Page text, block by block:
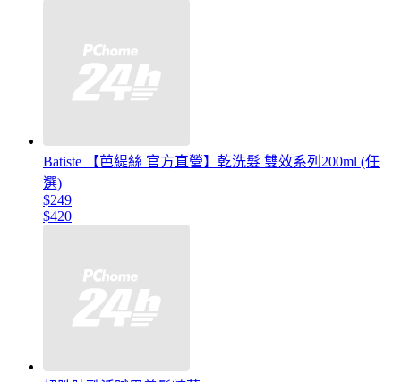
Batiste 【芭緹絲 官方直營】乾洗髮 雙效系列200ml (任
選)
$249
$420